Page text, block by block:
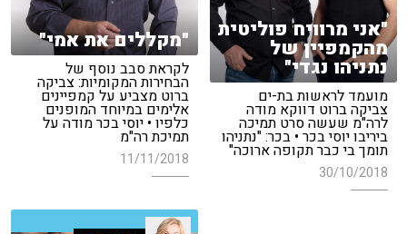
"מקללים את אמי"
לקראת סבב נוסף של
הבחירות המקומיות: צביקה
ברוט מצביע על קמפיינים
אלימים במיוחד המופנים
כלפיו • יוסי בכר מודה על
תמיכת רה"מ
11/11/2018
"אני מרוויח פוליטית
מהקמפיין של
נתניהו נגדי"
מועמד לראשות בת-ים
צביקה ברוט דווקא מודה
לרה"מ שעשה סרט תמיכה
ביריבו יוסי בכר • בכר: "נתניהו
תומך בי כבר תקופה ארוכה"
30/10/2018